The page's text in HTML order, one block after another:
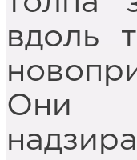
вдоль
Они